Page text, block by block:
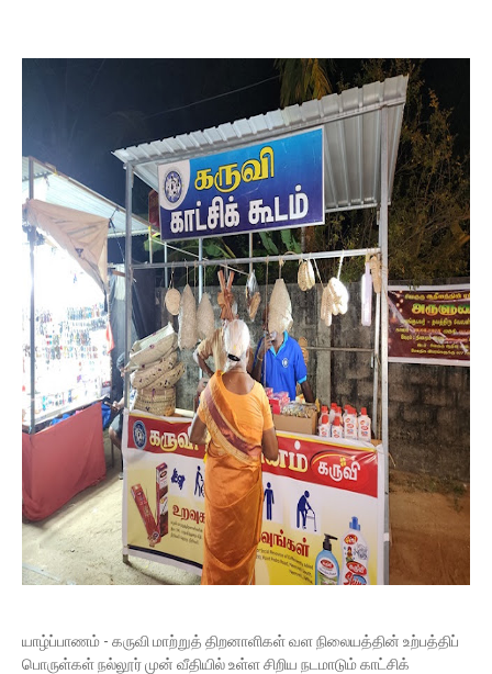
யாழ்ப்பாணம் - கருவி மாற்றுத் திறனாளிகள் வள நிலையத்தின் உற்பத்திப்
பொருள்கள் நல்லூர் முன் வீதியில் உள்ள சிறிய நடமாடும் காட்சிக்